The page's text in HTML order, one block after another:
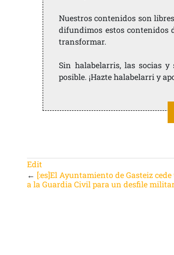
Nuestros contenidos son
difundimos estos contenidos
transformar.
Sin halabelarris, las socias y
posible. ¡Hazte halabelarri y
Edit
← [:es]El Ayuntamiento de Gasteiz
a la Guardia Civil para un desfile